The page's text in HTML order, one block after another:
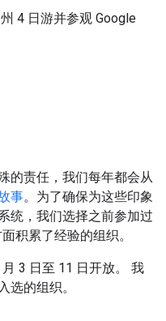
4 日游并参观 Google
的责任，我们每年都会从
事。为了确保为这些印象
统，我们选择之前参加过
积累了经验的组织。
3 日至 11 日开放。 我
选的组织。